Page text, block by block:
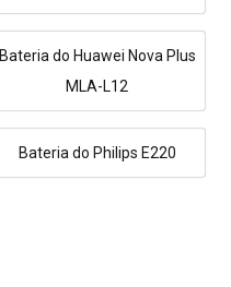
Bateria do Huawei Nova Plus
MLA-L12
Bateria do Philips E220